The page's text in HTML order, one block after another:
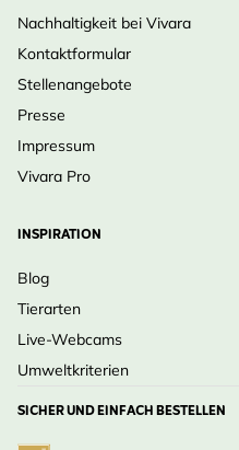
Nachhaltigkeit bei Vivara
Kontaktformular
Stellenangebote
Presse
Impressum
Vivara Pro
INSPIRATION
Blog
Tierarten
Live-Webcams
Umweltkriterien
SICHER UND EINFACH BESTELLEN